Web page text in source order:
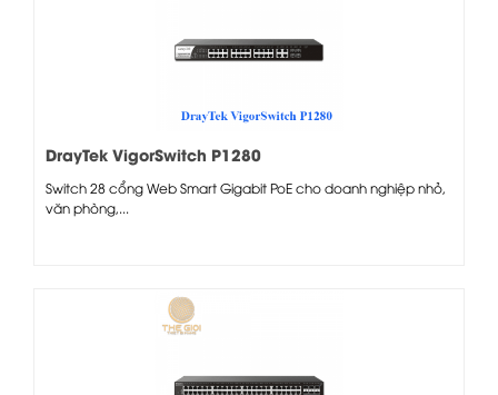
DrayTek VigorSwitch P1280
Switch 28 cổng Web Smart Gigabit PoE cho doanh nghiệp nhỏ,
văn phòng,...